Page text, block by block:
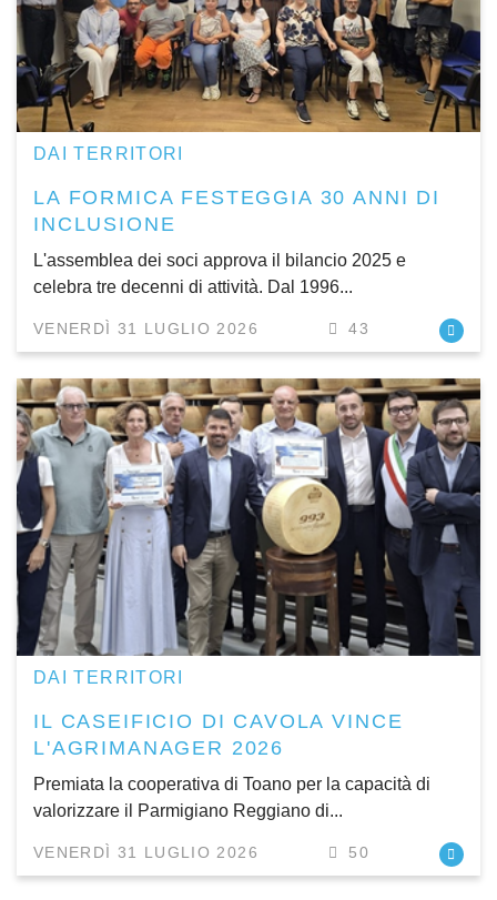
DAI TERRITORI
LA FORMICA FESTEGGIA 30 ANNI DI
INCLUSIONE
L'assemblea dei soci approva il bilancio 2025 e
celebra tre decenni di attività. Dal 1996...
VENERDÌ 31 LUGLIO 2026 43
DAI TERRITORI
IL CASEIFICIO DI CAVOLA VINCE
L'AGRIMANAGER 2026
Premiata la cooperativa di Toano per la capacità di
valorizzare il Parmigiano Reggiano di...
VENERDÌ 31 LUGLIO 2026 50